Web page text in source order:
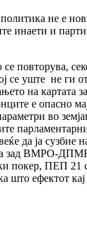
не е
инаети и
се повторува,
се уште не ги
на картата
е опасно
во
да ја сузбие
зад ВМРО-
покер, ПЕП
што ефектот